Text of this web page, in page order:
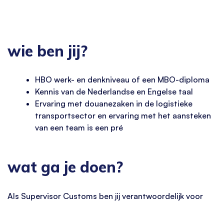
wie ben jij?
HBO werk- en denkniveau of een MBO-diploma
Kennis van de Nederlandse en Engelse taal
Ervaring met douanezaken in de logistieke
transportsector en ervaring met het aansteken
van een team is een pré
wat ga je doen?
Als Supervisor Customs ben jij verantwoordelijk voor